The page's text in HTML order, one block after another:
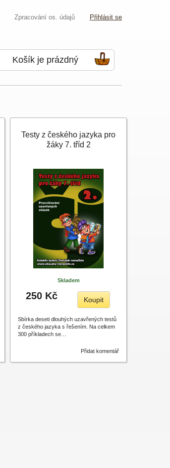
Přihlásit se
Zpracování os. údajů
Košík je prázdný
Testy z českého jazyka pro
žáky 7. tříd 2
Skladem
250 Kč Koupit
Sbírka deseti dlouhých uzavřených testů
z českého jazyka s řešením. Na celkem
300 příkladech se…
Přidat komentář